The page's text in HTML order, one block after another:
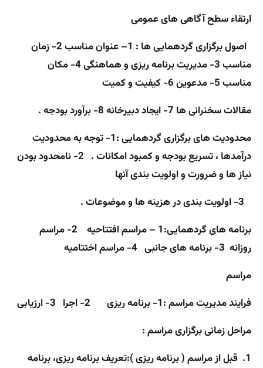
ارتقاء سطح آگاهی های عمومی
اصول برگزاری گردهمایی ها :
– عنوان مناسب 2- زمان
مناسب
4- مکان
مناسب
مقالات سخنرانی ها
محدودیت های برگزاری گردهمایی : 1- توجه به محدودیت
درآمدها ، تسریع بودجه و کمبود امکانات . 2- نامحدود بودن
نیاز ها و ضرورت و اولویت بندی آنها
برنامه های گردهمایی:
1 – مراسم افتتاحیه 2- مراسم
روزانه 3- برنامه های جانبی
4- مراسم اختتامیه
مراسم
فرایند مدیریت مراسم :1- برنامه ریزی 2- اجرا
مراحل زمانی برگزاری مراسم :
1. قبل از مراسم ( برنامه ریزی ):تعریف برنامه ریزی، برنامه